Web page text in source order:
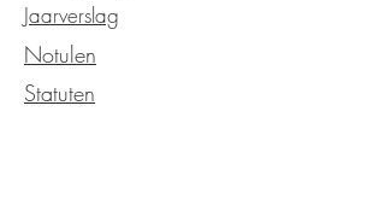
Jaarverslag
Notulen
Statuten